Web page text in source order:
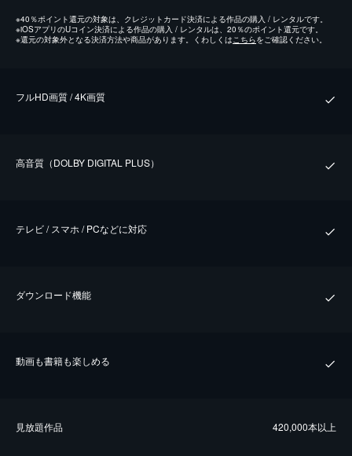
※40％ポイント還元の対象は、クレジットカード決済による作品の購入 / レンタルです。
※iOSアプリのUコイン決済による作品の購入 / レンタルは、20％のポイント還元です。
※還元の対象外となる決済方法や商品があります。くわしくはこちらをご確認ください。
フルHD画質 / 4K画質
⾼⾳質（DOLBY DIGITAL PLUS）
テレビ / スマホ / PCなどに対応
ダウンロード機能
動画も書籍も楽しめる
⾒放題作品 420,000本以上